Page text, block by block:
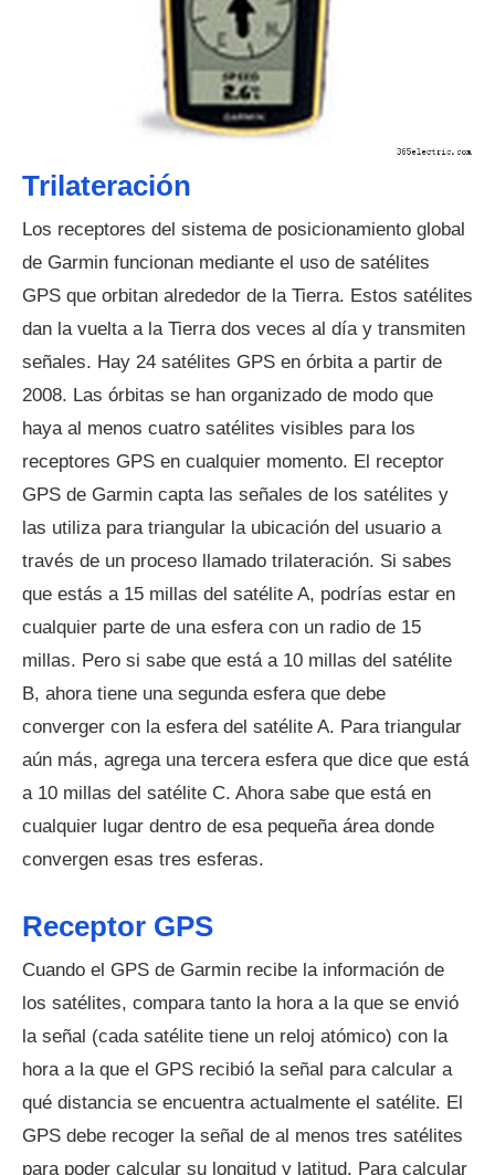
Trilateración
Los receptores del sistema de posicionamiento global
de Garmin funcionan mediante el uso de satélites
GPS que orbitan alrededor de la Tierra. Estos satélites
dan la vuelta a la Tierra dos veces al día y transmiten
señales. Hay 24 satélites GPS en órbita a partir de
2008. Las órbitas se han organizado de modo que
haya al menos cuatro satélites visibles para los
receptores GPS en cualquier momento. El receptor
GPS de Garmin capta las señales de los satélites y
las utiliza para triangular la ubicación del usuario a
través de un proceso llamado trilateración. Si sabes
que estás a 15 millas del satélite A, podrías estar en
cualquier parte de una esfera con un radio de 15
millas. Pero si sabe que está a 10 millas del satélite
B, ahora tiene una segunda esfera que debe
converger con la esfera del satélite A. Para triangular
aún más, agrega una tercera esfera que dice que está
a 10 millas del satélite C. Ahora sabe que está en
cualquier lugar dentro de esa pequeña área donde
convergen esas tres esferas.
Receptor GPS
Cuando el GPS de Garmin recibe la información de
los satélites, compara tanto la hora a la que se envió
la señal (cada satélite tiene un reloj atómico) con la
hora a la que el GPS recibió la señal para calcular a
qué distancia se encuentra actualmente el satélite. El
GPS debe recoger la señal de al menos tres satélites
para poder calcular su longitud y latitud. Para calcular